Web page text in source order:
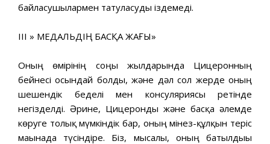
байласушылармен татуласуды іздемеді.
III » МЕДАЛЬДІҢ БАСҚА ЖАҒЫ»
Оның өмірінің соңғы жылдарында Цицеронның
бейнесі осындай болды, және дәл сол жерде оның
шешендік беделі мен консуляриясы ретінде
негізделді. Әрине, Цицеронды және басқа әлемде
көруге толық мүмкіндік бар, оның мінез-құлқын теріс
мағынада түсіндіре. Біз, мысалы, оның батылдығы